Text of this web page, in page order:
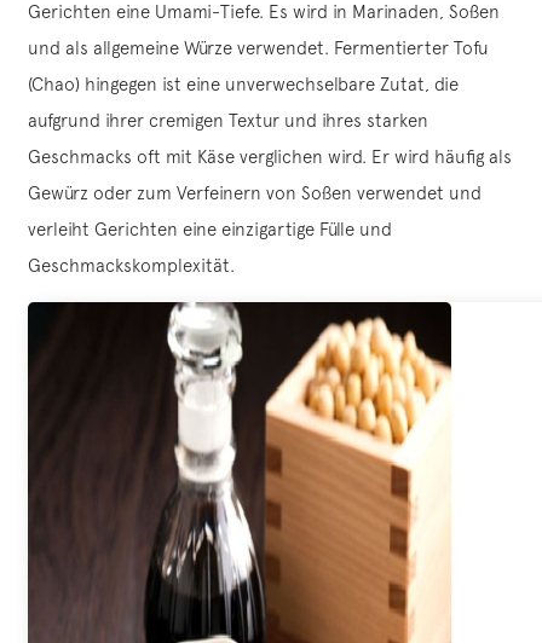
Gerichten eine Umami-Tiefe. Es wird in Marinaden, Soßen
und als allgemeine Würze verwendet. Fermentierter Tofu
(Chao) hingegen ist eine unverwechselbare Zutat, die
aufgrund ihrer cremigen Textur und ihres starken
Geschmacks oft mit Käse verglichen wird. Er wird häufig als
Gewürz oder zum Verfeinern von Soßen verwendet und
verleiht Gerichten eine einzigartige Fülle und
Geschmackskomplexität.